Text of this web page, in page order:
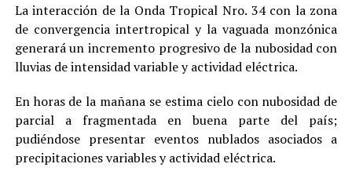
La interacción de la Onda Tropical Nro. 34 con la zona
de convergencia intertropical y la vaguada monzónica
generará un incremento progresivo de la nubosidad con
lluvias de intensidad variable y actividad eléctrica.
En horas de la mañana se estima cielo con nubosidad de
parcial a fragmentada en buena parte del país;
pudiéndose presentar eventos nublados asociados a
precipitaciones variables y actividad eléctrica.